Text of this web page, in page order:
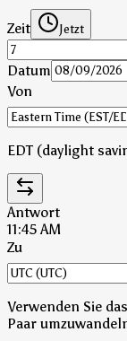
Zeit Jetzt
Datum
Von
EDT (daylight
Antwort
11:45 AM
Zu
Verwenden Sie
Paar